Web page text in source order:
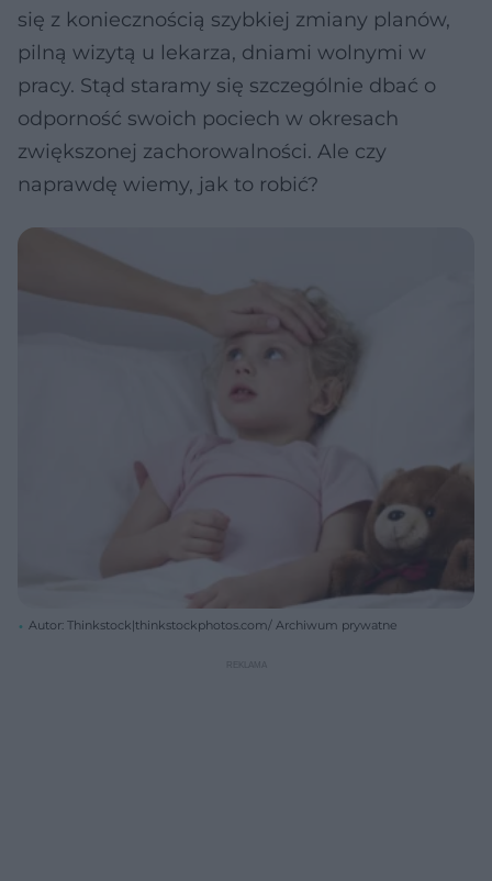
się z koniecznością szybkiej zmiany planów,
pilną wizytą u lekarza, dniami wolnymi w
pracy. Stąd staramy się szczególnie dbać o
odporność swoich pociech w okresach
zwiększonej zachorowalności. Ale czy
naprawdę wiemy, jak to robić?
Autor: Thinkstock|thinkstockphotos.com/ Archiwum prywatne